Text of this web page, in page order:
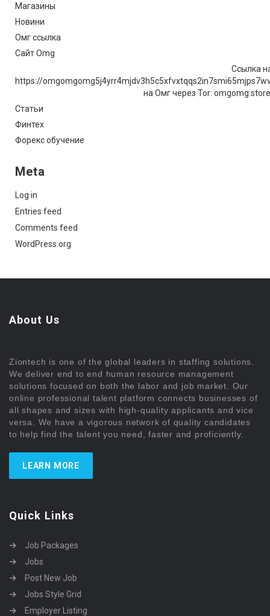
Магазины
Новини
Омг ссылка
Сайт Omg
Ссылка
https://
на Омг через Tor:
Статьи
Финтех
Форекс обучение
Meta
Log in
Entries feed
Comments feed
WordPress.org
About Us
Ziontech is one of the global leaders in staffing solutions.
We deliver end to end human resource management
solutions focused on both the labor and job market. Our
online professional talent platform connects businesses of
all shapes and sizes with high-quality applicants and vice
versa. We have a vigorous network of quality candidates
to help find the talent you need, faster and proficiently.
LEARN MORE
Quick Links
Job Packages
Jobs
Post New Job
Jobs Style Grid
Employer Listing